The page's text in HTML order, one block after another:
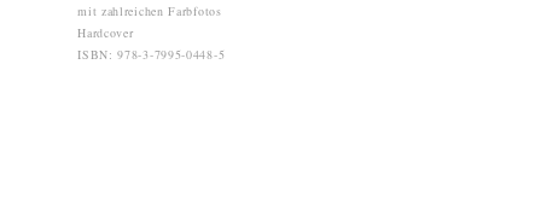
mit zahlreichen Farbfotos
Hardcover
ISBN: 978-3-7995-0448-5